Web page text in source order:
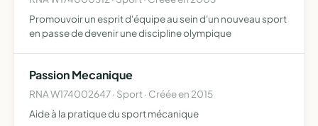
Promouvoir un esprit d'équipe au sein d'un nouveau sport
en passe de devenir une discipline olympique
Passion Mecanique
RNA W174002647 · Sport · Créée en 2015
Aide à la pratique du sport mécanique